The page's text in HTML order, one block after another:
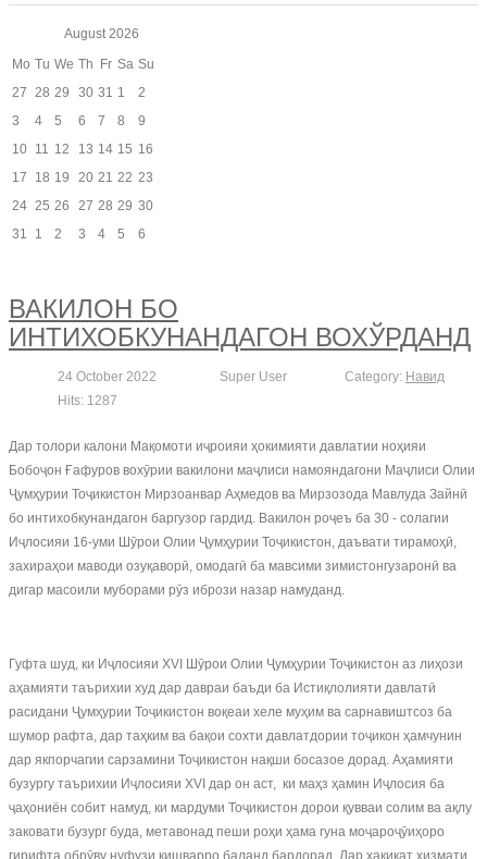
August 2026
Mo Tu We Th Fr Sa Su
27 28 29 30 31 1
2
3
4 5 6 7 8
9
10 11 12 13 14 15 16
17
18 19 20 21 22 23
24 25 26 27 28 29 30
31
1 2 3 4 5 6
ВАКИЛОН БО
ИНТИХОБКУНАНДАГОН ВОХЎРДАНД
24 October 2022 Super User Category: Навид
Hits: 1287
Дар толори калони Мақомоти иҷроияи ҳокимияти давлатии ноҳияи
Бобоҷон Ғафуров вохӯрии вакилони маҷлиси намояндагони Маҷлиси Олии
Ҷумҳурии Тоҷикистон Мирзоанвар Аҳмедов ва Мирзозода Мавлуда Зайнӣ
бо интихобкунандагон баргузор гардид. Вакилон роҷеъ ба 30 - солагии
Иҷлосияи 16-уми Шӯрои Олии Ҷумҳурии Тоҷикистон, даъвати тирамоҳӣ,
захираҳои маводи озуқаворӣ, омодагӣ ба мавсими зимистонгузаронӣ ва
дигар масоили муборами рӯз ибрози назар намуданд.
Гуфта шуд, ки Иҷлосияи XVI Шӯрои Олии Ҷумҳурии Тоҷикистон аз лиҳози
аҳамияти таърихии худ дар давраи баъди ба Истиқлолияти давлатӣ
расидани Ҷумҳурии Тоҷикистон воқеаи хеле муҳим ва сарнавиштсоз ба
шумор рафта, дар таҳким ва бақои сохти давлатдории тоҷикон ҳамчунин
дар якпорчагии сарзамини Тоҷикистон нақши босазое дорад. Аҳамияти
бузургу таърихии Иҷлосияи XVI дар он аст, ки маҳз ҳамин Иҷлосия ба
ҷаҳониён собит намуд, ки мардуми Тоҷикистон дорои қувваи солим ва ақлу
заковати бузург буда, метавонад пеши роҳи ҳама гуна моҷароҷӯиҳоро
гирифта обрӯву нуфузи кишварро баланд бардорад. Дар ҳақиқат хизмати